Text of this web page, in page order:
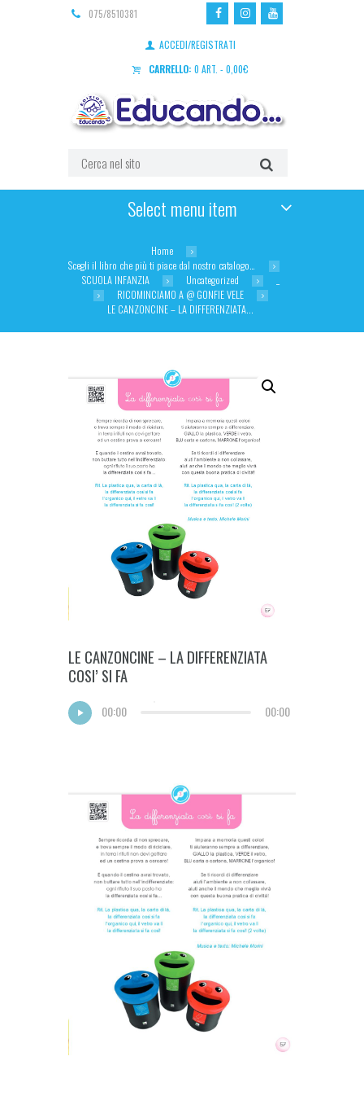
075/8510381
ACCEDI/REGISTRATI
CARRELLO: 0 ART. - 0,00€
Select menu item
Home
Scegli il libro che più ti piace dal nostro catalogo…
SCUOLA INFANZIA
Uncategorized
RICOMINCIAMO A @ GONFIE VELE
LE CANZONCINE – LA DIFFERENZIATA...
LE CANZONCINE – LA DIFFERENZIATA
COSI’ SI FA
00:00 00:00